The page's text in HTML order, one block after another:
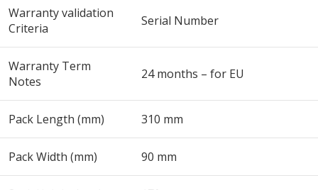
Warranty validation
Criteria
Serial Number
Warranty Term
Notes
24 months – for EU
Pack Length (mm) 310 mm
Pack Width (mm) 90 mm